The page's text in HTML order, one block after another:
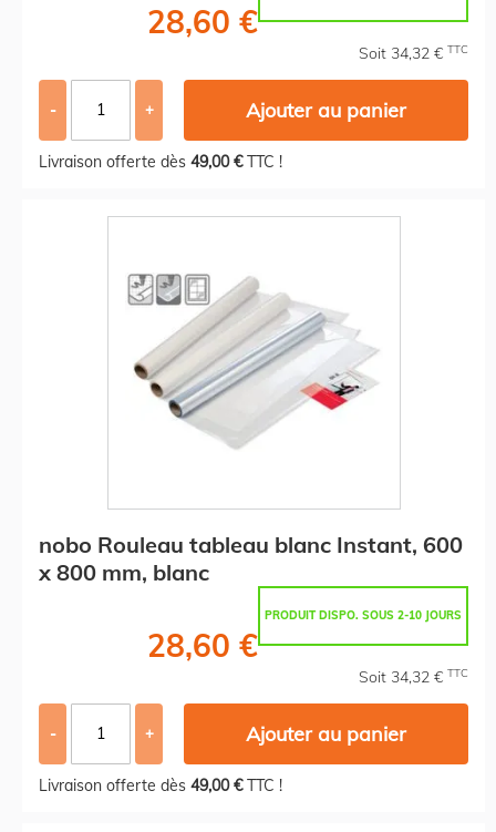
28,60 €
Soit 34,32 € TTC
- + Ajouter au panier
Livraison offerte dès 49,00 €TTC !
nobo Rouleau tableau blanc Instant, 600
x 800 mm, blanc
PRODUIT DISPO. SOUS 2-10 JOURS
28,60 €
Soit 34,32 € TTC
- + Ajouter au panier
Livraison offerte dès 49,00 €TTC !